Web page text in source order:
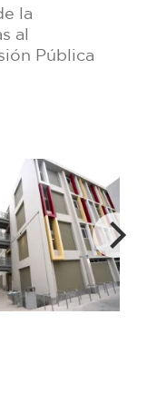
la
al
Pública